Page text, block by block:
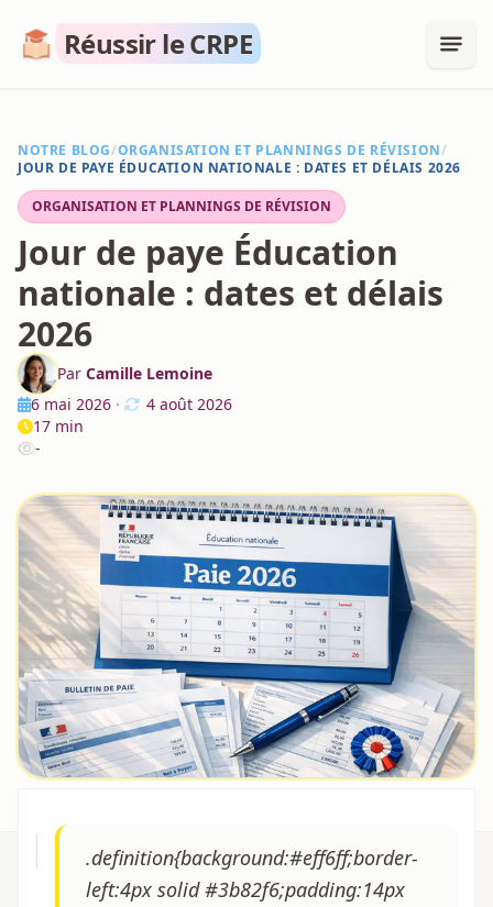
Réussir le CRPE
NOTRE BLOG/ORGANISATION ET PLANNINGS DE RÉVISION/
JOUR DE PAYE ÉDUCATION NATIONALE : DATES ET DÉLAIS 2026
ORGANISATION ET PLANNINGS DE RÉVISION
Jour de paye Éducation
nationale : dates et délais
2026
Par Camille Lemoine
6 mai 2026 ·
4 août 2026
17 min
-
.definition{background:#eff6ff;border-
left:4px solid #3b82f6;padding:14px